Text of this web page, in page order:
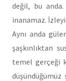
değil, bu
inanamaz.
Aynı anda
şaşkınlıktan
temel gerçeği
düşündüğümüz